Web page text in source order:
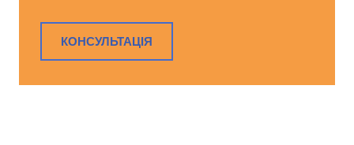
КОНСУЛЬТАЦІЯ